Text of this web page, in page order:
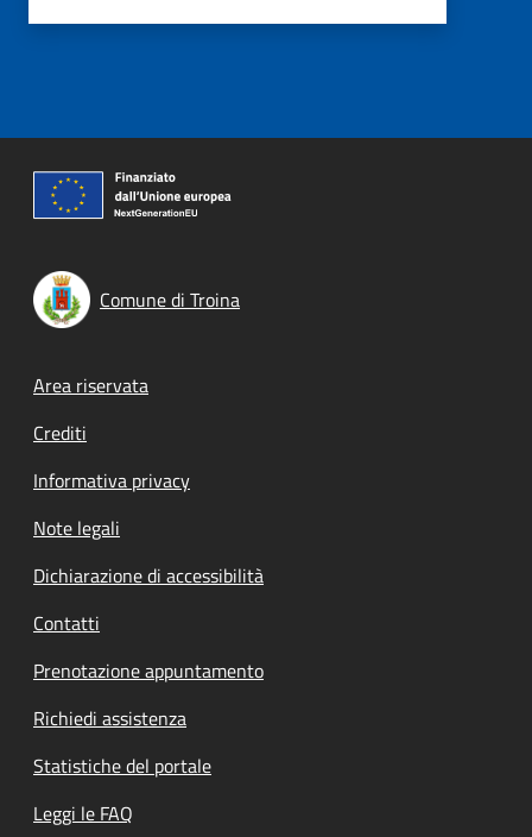
Comune di Troina
Footer menu
Area riservata
Crediti
Informativa privacy
Note legali
Dichiarazione di accessibilità
Contatti
Prenotazione appuntamento
Richiedi assistenza
Statistiche del portale
Leggi le FAQ